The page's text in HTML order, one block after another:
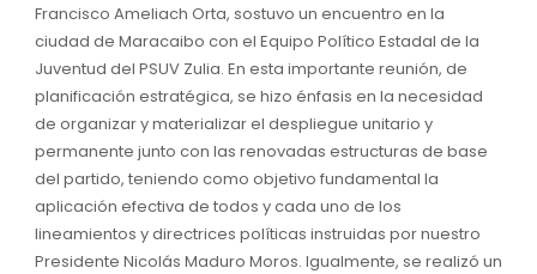
Francisco Ameliach Orta, sostuvo un encuentro en la
ciudad de Maracaibo con el Equipo Político Estadal de la
Juventud del PSUV Zulia. En esta importante reunión, de
planificación estratégica, se hizo énfasis en la necesidad
de organizar y materializar el despliegue unitario y
permanente junto con las renovadas estructuras de base
del partido, teniendo como objetivo fundamental la
aplicación efectiva de todos y cada uno de los
lineamientos y directrices políticas instruidas por nuestro
Presidente Nicolás Maduro Moros. Igualmente, se realizó un